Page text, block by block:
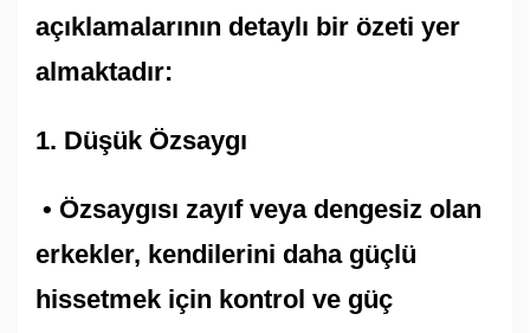
açıklamalarının detaylı bir özeti yer
almaktadır:
1.⁠ ⁠Düşük Özsaygı
• Özsaygısı zayıf veya dengesiz olan
erkekler, kendilerini daha güçlü
hissetmek için kontrol ve güç